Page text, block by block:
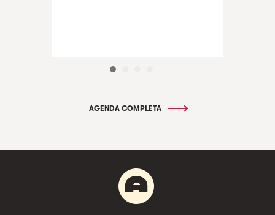
AGENDA COMPLETA